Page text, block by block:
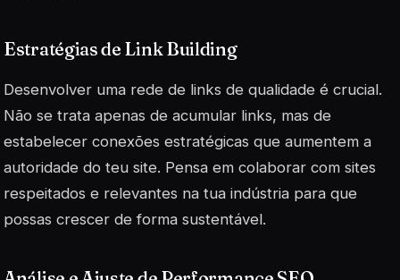
Estratégias de Link Building
Desenvolver uma rede de links de qualidade é crucial.
Não se trata apenas de acumular links, mas de
estabelecer conexões estratégicas que aumentem a
autoridade do teu site. Pensa em colaborar com sites
respeitados e relevantes na tua indústria para que
possas crescer de forma sustentável.